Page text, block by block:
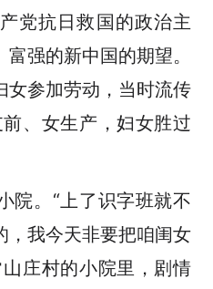
党抗日救国的政治主
强的新中国的期望。
女参加劳动，当时流传
、女生产，妇女胜过
院。“上了识字班就不
，我今天非要把咱闺女
庄村的小院里，剧情